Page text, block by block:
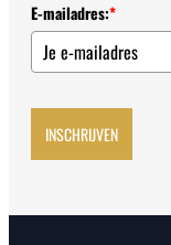
E-mailadres:*
INSCHRIJVEN